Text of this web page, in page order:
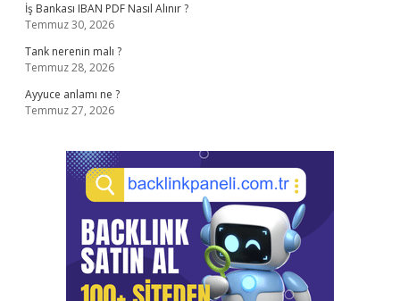
İş Bankası IBAN PDF Nasıl Alınır ?
Temmuz 30, 2026
Tank nerenin malı ?
Temmuz 28, 2026
Ayyuce anlamı ne ?
Temmuz 27, 2026